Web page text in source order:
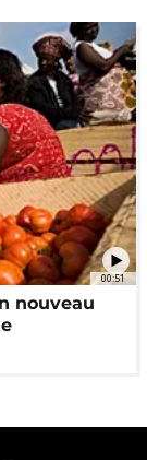
00:51
nouveau